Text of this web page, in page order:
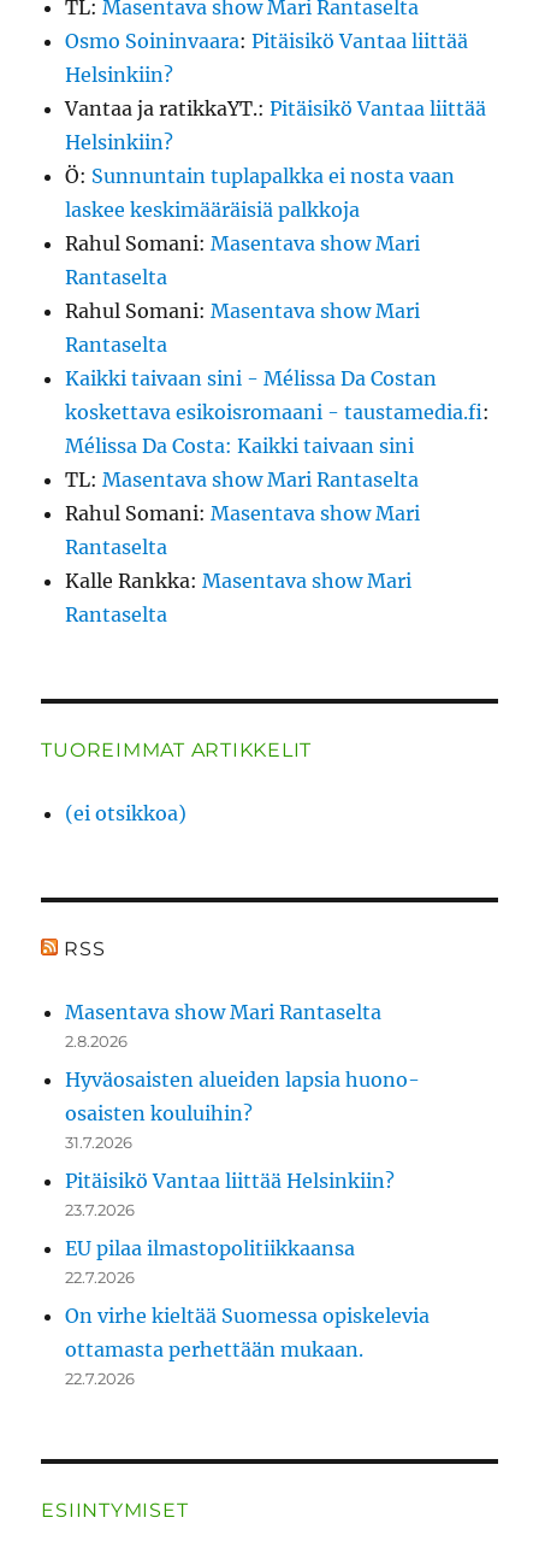
TL:Masentava show Mari Rantaselta
Osmo Soininvaara:Pitäisikö Vantaa liittää
Helsinkiin?
Vantaa ja ratikkaYT.:Pitäisikö Vantaa liittää
Helsinkiin?
Ö: Sunnuntain tuplapalkka ei nosta vaan
laskee keskimääräisiä palkkoja
Rahul Somani:Masentava show Mari
Rantaselta
Rahul Somani:Masentava show Mari
Rantaselta
Kaikki taivaan sini - Mélissa Da Costan
koskettava esikoisromaani - taustamedia.fi:
Mélissa Da Costa: Kaikki taivaan sini
TL:Masentava show Mari Rantaselta
Rahul Somani:Masentava show Mari
Rantaselta
Kalle Rankka:Masentava show Mari
Rantaselta
TUOREIMMAT ARTIKKELIT
(ei otsikkoa)
RSS
Masentava show Mari Rantaselta
2.8.2026
Hyväosaisten alueiden lapsia huono-
osaisten kouluihin?
31.7.2026
Pitäisikö Vantaa liittää Helsinkiin?
23.7.2026
EU pilaa ilmastopolitiikkaansa
22.7.2026
On virhe kieltää Suomessa opiskelevia
ottamasta perhettään mukaan.
22.7.2026
ESIINTYMISET